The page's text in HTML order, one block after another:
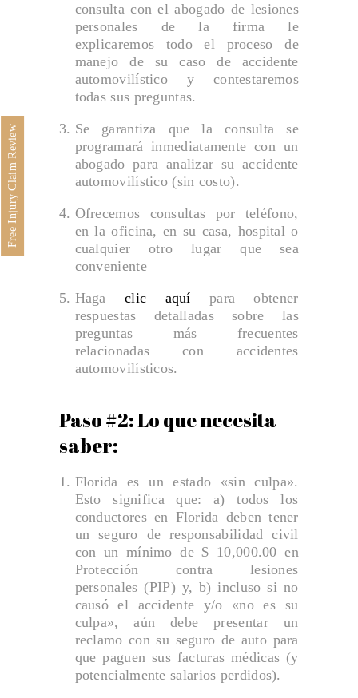
Free Injury Claim Review
Accidentes en Discotecas
Accidentes en Festivales
Accidentes en Restaurantes
ÁREAS DE PRÁCTICAS
ABOGADO DE INMIGRACIÓN
DERECHOS DEL EMPLEADO
DISCRIMINACIÓN DEL CONSUMIDOR
Asesores Legales Estratégicos Empresariales
BLOG DE LESIONES PERSONALES
COMENTARIOS
Derechos Civiles
Descargo de responsabilidad y términos
EVALUO DE RECLAMO
LESIONES EN CUIDADO DE NIÑOS Y GUARDERÍA
LESIONES PERSONALES
LESIONES PERSONALES
Lesiones Personales en Accidentes de Acera
Lesiones Personales en Accidentes en Hoteles
Lesiones Personales en Aparcamientos o Estacionamientos
Lesiones Personales en Autobús
Lesiones Personales Relacionados con el Deporte
consulta con el abogado de lesiones
personales de la firma le
explicaremos todo el proceso de
manejo de su caso de accidente
automovilístico y contestaremos
todas sus preguntas.
Se garantiza que la consulta se
programará inmediatamente con un
abogado para analizar su accidente
automovilístico (sin costo).
Ofrecemos consultas por teléfono,
en la oficina, en su casa, hospital o
cualquier otro lugar que sea
conveniente
Haga clic aquí para obtener
respuestas detalladas sobre las
preguntas más frecuentes
relacionadas con accidentes
automovilísticos.
Paso #2: Lo que necesita
saber:
Florida es un estado «sin culpa».
Esto significa que: a) todos los
conductores en Florida deben tener
un seguro de responsabilidad civil
con un mínimo de $ 10,000.00 en
Protección contra lesiones
personales (PIP) y, b) incluso si no
causó el accidente y/o «no es su
culpa», aún debe presentar un
reclamo con su seguro de auto para
que paguen sus facturas médicas (y
potencialmente salarios perdidos).